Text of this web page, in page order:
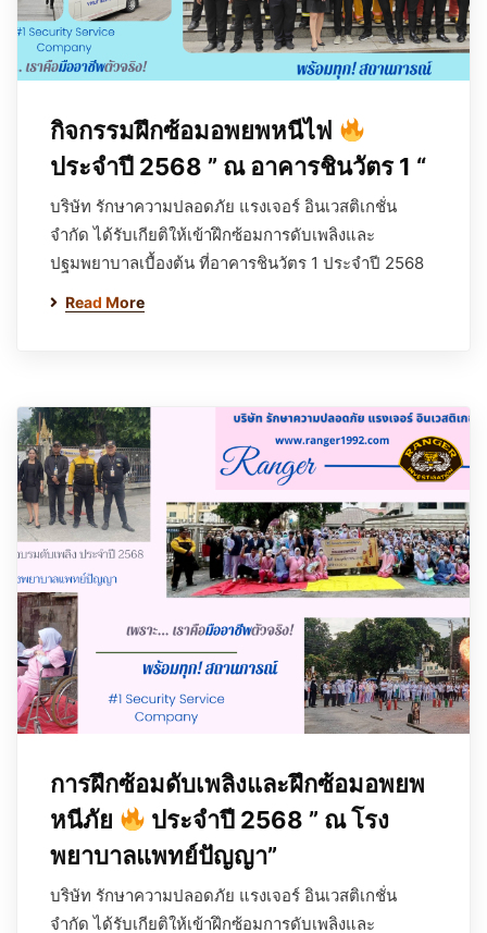
กิจกรรมฝึกซ้อมอพยพหนีไฟ
ประจำปี 2568 ” ณ อาคารชินวัตร 1 “
บริษัท รักษาความปลอดภัย แรงเจอร์ อินเวสติเกชั่น
จำกัด ได้รับเกียติให้เข้าฝึกซ้อมการดับเพลิงและ
ปฐมพยาบาลเบื้องต้น ที่อาคารชินวัตร 1 ประจำปี 2568
Read More
การฝึกซ้อมดับเพลิงและฝึกซ้อมอพยพ
หนีภัย
ประจำปี 2568 ” ณ โรง
พยาบาลแพทย์ปัญญา”
บริษัท รักษาความปลอดภัย แรงเจอร์ อินเวสติเกชั่น
จำกัด ได้รับเกียติให้เข้าฝึกซ้อมการดับเพลิงและ